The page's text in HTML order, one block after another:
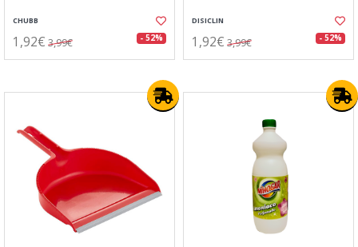
CHUBB
1,92€ 3,99€ - 52%
DISICLIN
1,92€ 3,99€ - 52%